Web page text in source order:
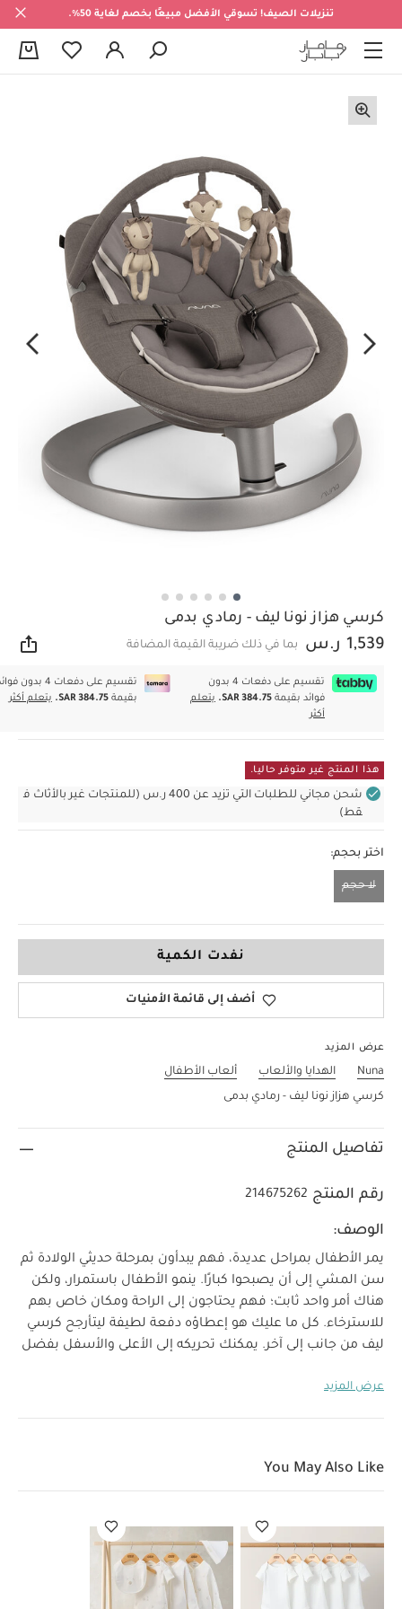
تنزيلات الصيف! تسوقي الأفضل مبيعًا بخصم لغاية 50%.
كرسي هزاز نونا ليف - رمادي بدمى
1,539 ر.س بما في ذلك ضريبة القيمة المضافة
تقسيم على دفعات 4 بدون
فوائد بقيمة SAR 384.75.
يتعلم
أكثر
تقسيم على دفعات 4 بدون
بقيمةSAR 384.75. يتعلم أكثر
هذا المنتج غير متوفر حاليا.
شحن مجاني للطلبات التي تزيد عن 400 ر.س (للمنتجات غير بالأثاث ف
قط)
اختر بحجم:
لا حجم
نفدت الكمية
أضف إلى قائمة الأمنيات
عرض المزيد
Nuna الهدايا والألعاب
ألعاب الأطفال
كرسي هزاز نونا ليف - رمادي بدمى
تفاصيل المنتج
رقم المنتج 214675262
الوصف:
يمر الأطفال بمراحل عديدة، فهم يبدأون بمرحلة حديثي الولادة ثم
سن المشي إلى أن يصبحوا كبارًا. ينمو الأطفال باستمرار، ولكن
هناك أمر واحد ثابت؛ فهم يحتاجون إلى الراحة ومكان خاص بهم
للاسترخاء. كل ما عليك هو إعطاؤه دفعة لطيفة ليتأرجح كرسي
ليف من جانب إلى آخر. يمكنك تحريكه إلى الأعلى والأسفل بفضل
سيحبه طفلك بكل تأكيد مهما كان عمره.
مثالية لمراحل نمو طفلك. صنع من خامات متوافقة مع معيار
العالمي للمنسوجات العضوية لملمس ناعم لبشرة الطفل.
خصائص المنتج:
من حركة أوراق الشجر المتطايرة في الهواء على قاعدة مقوسة
تضفي لمسة أنيقة وعصرية تتناسق مع ديكورات منزلك وعملية
في الاستخدام
تصميم أنيق ورقيق يضفي لمسة مميزة على ديكور
عرض المزيد
You May Also Like